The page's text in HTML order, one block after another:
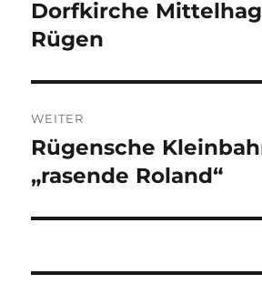
Vorheriger
Beitrag:
Dorfkirche
Rügen
WEITER
Nächster
Beitrag:
Rügensche
„rasende Roland“